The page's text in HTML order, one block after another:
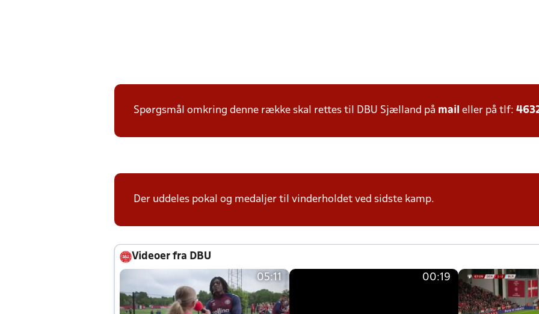
Spørgsmål omkring denne række skal rettes til DBU Sjælland på mail eller på tlf:
Der uddeles pokal og medaljer til vinderholdet ved sidste kamp.
Videoer fra DBU
05:11 00:19